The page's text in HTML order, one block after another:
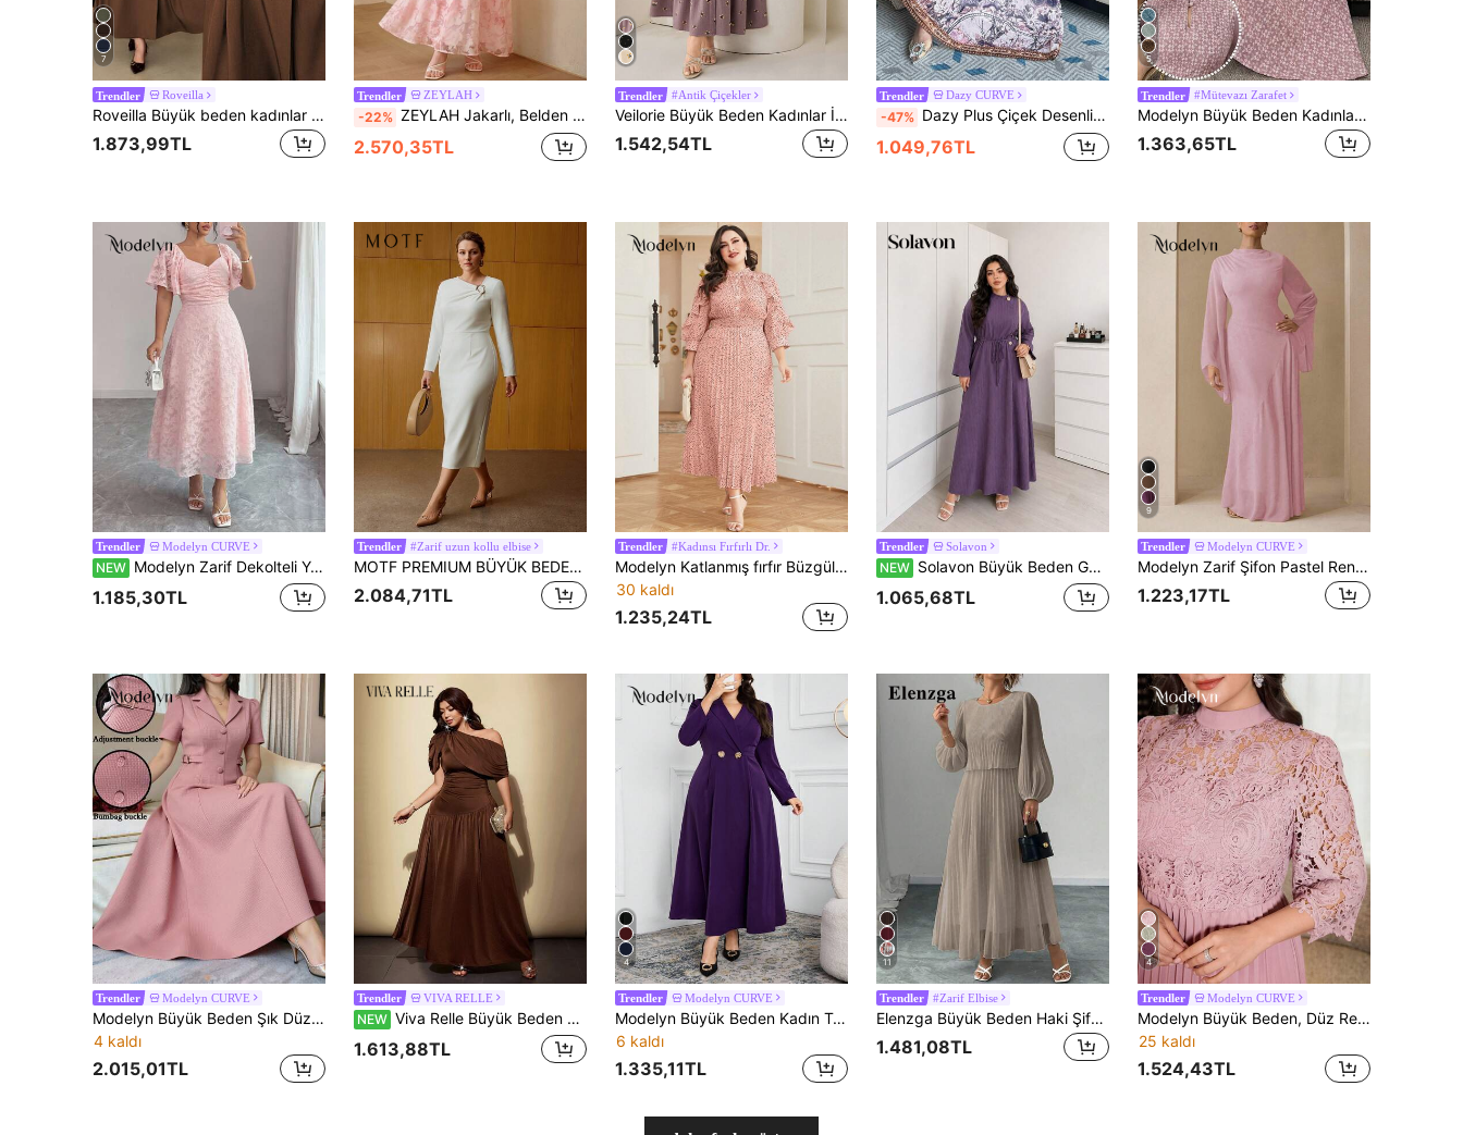
7
Trendler Roveilla
Roveilla Büyük beden kadınlar için tüvit kumaştan, yakalı, pileli, yıldız desenli, büzgülü A kesim uzun kollu elbise, zarif vintage Fransız tarzı ofis, işe gidip gelme, günlük giyim, sokak stili, çok yönlü, kış, Noel, Şükran Günü, parti, yılbaşı için uygun.
1.873,99TL
Trendler ZEYLAH
-22% ZEYLAH Jakarlı, Belden Vurgulu, Yakalı Uzun Elbise, Zarif İlkbahar/Yaz
2.570,35TL
Trendler #Antik Çiçekler
Veilorie Büyük Beden Kadınlar İçin Küçük Çiçekli Fener Kollu Fırfırlı Etekli Günlük Elbise
1.542,54TL
Trendler Dazy CURVE
-47% Dazy Plus Çiçek Desenli V Yaka Belden Büzgülü Zarif Büyük Beden Uzun Kollu Maxi Elbise Yazlık Elbise Boho Tatil Kıyafetleri Kadınlar
1.049,76TL
5
Trendler #Mütevazı Zarafet
Modelyn Büyük Beden Kadınlar İçin Şık Uzun Kollu Elbise
1.363,65TL
Trendler Modelyn CURVE
NEW Modelyn Zarif Dekolteli Yarasa Kol Büzgülü Yazlık Tatlı Fransız Stili Elbise
1.185,30TL
Trendler #Zarif uzun kollu elbise
MOTF PREMIUM BÜYÜK BEDEN KADIN METAL DEKORLU UZUN KOLLU MİNİMALİST ZARİF ORTA BOY ELBİSE, İLKBAHAR/YAZ
2.084,71TL
Trendler #Kadınsı Fırfırlı Dr.
Modelyn Katlanmış fırfır Büzgülü Önden Düğmeli Puantiye Zarif Artı Beden Elbiseler
30 kaldı
1.235,24TL
Trendler Solavon
NEW Solavon Büyük Beden Günlük İşe Gidiş Elbisesi
1.065,68TL
9
Trendler Modelyn CURVE
Modelyn Zarif Şifon Pastel Renk Elbise, Öğretmenler İçin Uygun, Okula Dönüş, Büyük Beden, Sonbahar
1.223,17TL
Trendler Modelyn CURVE
Modelyn Büyük Beden Şık Düz Renk Belden Sıkılaştırılmış Uzun Yazlık Elbise
4 kaldı
2.015,01TL
Trendler VIVA RELLE
NEW Viva Relle Büyük Beden Kadın Asimetrik Omuzlu Büzgülü Bel Dolgun Etekli Gece Elbisesi, Yere Kadar Uzun Suni Pelerin, Büzgülü Bel İnce Görünümlü Kesim, Metalik Toka Detaylı, Kahverengi Uzun Parti, Akşam Yemeği, Randevu ve Ziyafet Elbisesi
1.613,88TL
4
Trendler Modelyn CURVE
Modelyn Büyük Beden Kadın Tek Renk Yaka Yaka Uzun Kollu Bel Metal Dekorlu Şık Elbise
6 kaldı
1.335,11TL
11
Trendler #Zarif Elbise
Elenzga Büyük Beden Haki Şifon Pileli Uzun Kollu Elbise, Sonbahar/Kış
1.481,08TL
4
Trendler Modelyn CURVE
Modelyn Büyük Beden, Düz Renk, İşlemeli, Pileli, A Kesim, Zarif, Günlük Kadın Elbisesi
25 kaldı
1.524,43TL